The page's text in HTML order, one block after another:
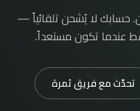
حسابك لا يُشحن تلقائياً —
عندما تكون مستعداً.
تحدّث مع فريق ثمرة